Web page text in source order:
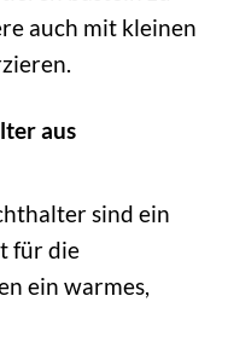
auch mit kleinen
aus
sind ein
für die
ein warmes,